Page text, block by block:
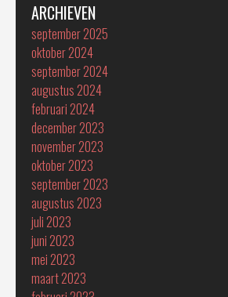
ARCHIEVEN
september 2025
oktober 2024
september 2024
augustus 2024
februari 2024
december 2023
november 2023
oktober 2023
september 2023
augustus 2023
juli 2023
juni 2023
mei 2023
maart 2023